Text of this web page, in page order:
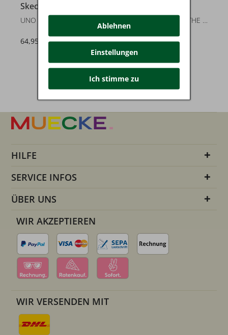
Skechers
64,95 €
UNO LITE - SPREAD THE LOVE
69,95 €
HILFE
SERVICE INFOS
ÜBER UNS
WIR AKZEPTIEREN
WIR VERSENDEN MIT
Ablehnen
Einstellungen
Ich stimme zu